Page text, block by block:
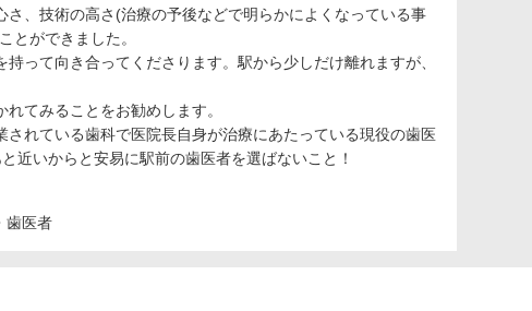
さ、技術の高さ(治療の予後などで明らかによくなっている事
とができました。
って向き合ってくださります。駅から少しだけ離れますが、
てみることをお勧めします。
されている歯科で医院長自身が治療にあたっている現役の歯医
近いからと安易に駅前の歯医者を選ばないこと！
歯医者